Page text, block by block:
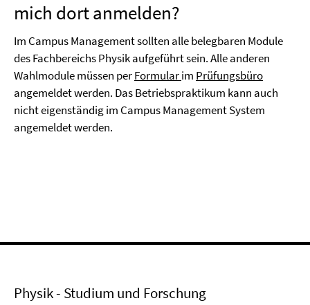
mich dort anmelden?
Im Campus Management sollten alle belegbaren Module
des Fachbereichs Physik aufgeführt sein. Alle anderen
Wahlmodule müssen perFormularim Prüfungsbüro
angemeldet werden. Das Betriebspraktikum kann auch
nicht eigenständig im Campus Management System
angemeldet werden.
Physik - Studium und Forschung